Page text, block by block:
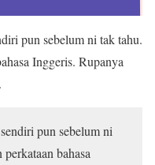
pun sebelum ni tak tahu.
Inggeris. Rupanya
pun sebelum ni
bahasa